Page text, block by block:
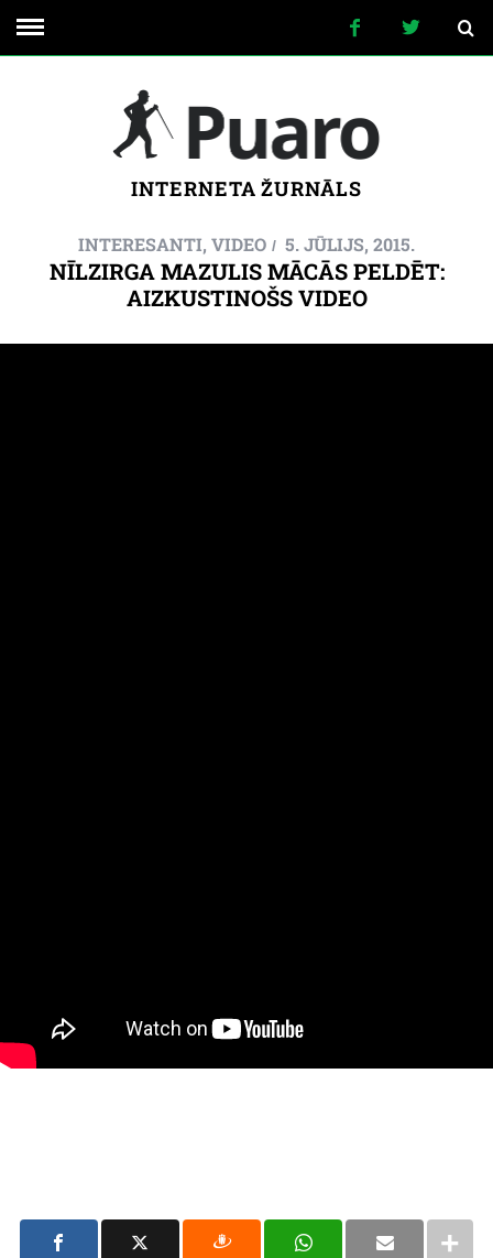
INTERNETA ŽURNĀLS
INTERESANTI, VIDEO 5. JŪLIJS, 2015.
NĪLZIRGA MAZULIS MĀCĀS PELDĒT:
AIZKUSTINOŠS VIDEO